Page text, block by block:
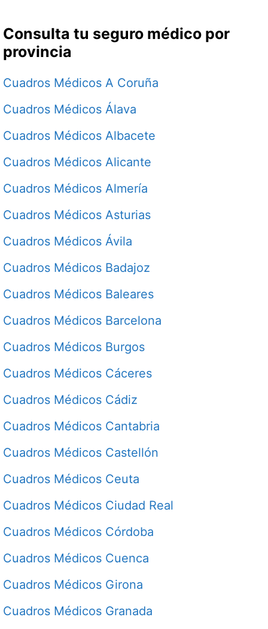
Consulta tu seguro médico por
provincia
Cuadros Médicos A Coruña
Cuadros Médicos Álava
Cuadros Médicos Albacete
Cuadros Médicos Alicante
Cuadros Médicos Almería
Cuadros Médicos Asturias
Cuadros Médicos Ávila
Cuadros Médicos Badajoz
Cuadros Médicos Baleares
Cuadros Médicos Barcelona
Cuadros Médicos Burgos
Cuadros Médicos Cáceres
Cuadros Médicos Cádiz
Cuadros Médicos Cantabria
Cuadros Médicos Castellón
Cuadros Médicos Ceuta
Cuadros Médicos Ciudad Real
Cuadros Médicos Córdoba
Cuadros Médicos Cuenca
Cuadros Médicos Girona
Cuadros Médicos Granada